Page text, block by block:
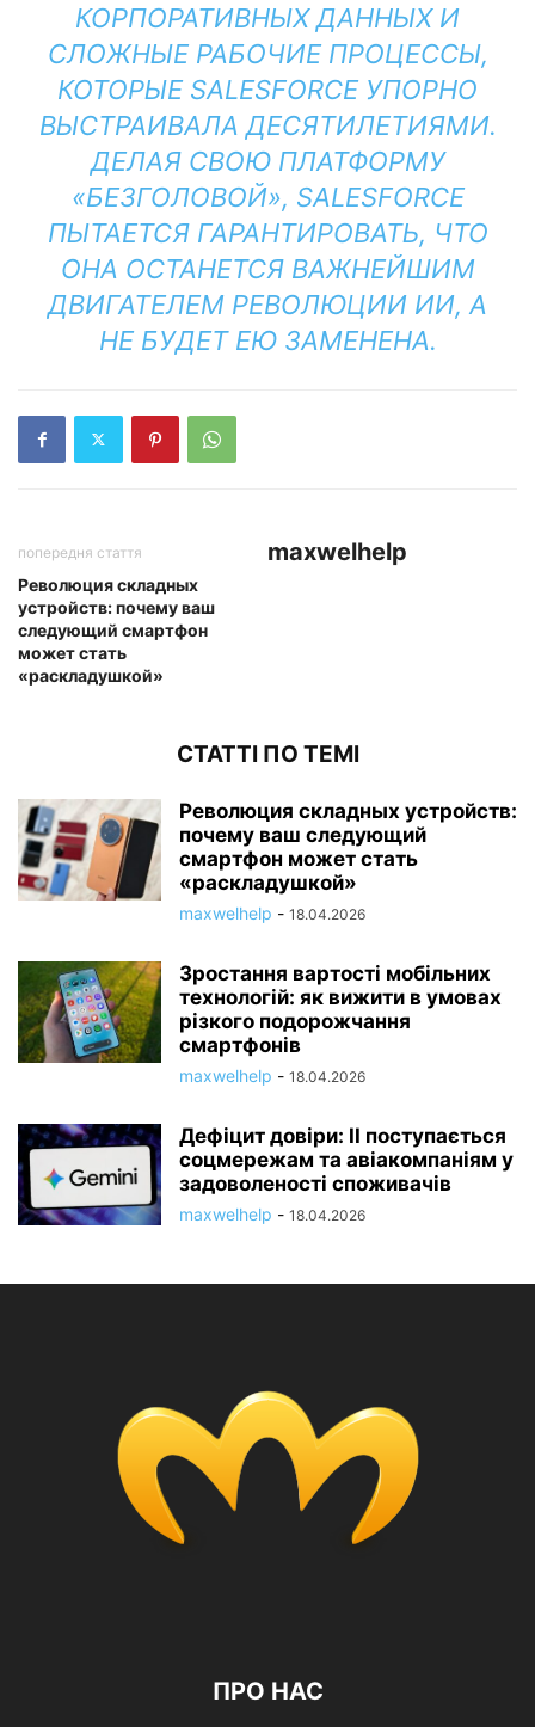
КОРПОРАТИВНЫХ ДАННЫХ И
СЛОЖНЫЕ РАБОЧИЕ ПРОЦЕССЫ,
КОТОРЫЕ SALESFORCE УПОРНО
ВЫСТРАИВАЛА ДЕСЯТИЛЕТИЯМИ.
ДЕЛАЯ СВОЮ ПЛАТФОРМУ
«БЕЗГОЛОВОЙ», SALESFORCE
ПЫТАЕТСЯ ГАРАНТИРОВАТЬ, ЧТО
ОНА ОСТАНЕТСЯ ВАЖНЕЙШИМ
ДВИГАТЕЛЕМ РЕВОЛЮЦИИ ИИ, А
НЕ БУДЕТ ЕЮ ЗАМЕНЕНА.
попередня стаття
Революция складных
устройств: почему ваш
следующий смартфон
может стать
«раскладушкой»
maxwelhelp
СТАТТІ ПО ТЕМІ
Революция складных устройств:
почему ваш следующий
смартфон может стать
«раскладушкой»
maxwelhelp - 18.04.2026
Зростання вартості мобільних
технологій: як вижити в умовах
різкого подорожчання
смартфонів
maxwelhelp - 18.04.2026
Дефіцит довіри: ІІ поступається
соцмережам та авіакомпаніям у
задоволеності споживачів
maxwelhelp - 18.04.2026
ПРО НАС